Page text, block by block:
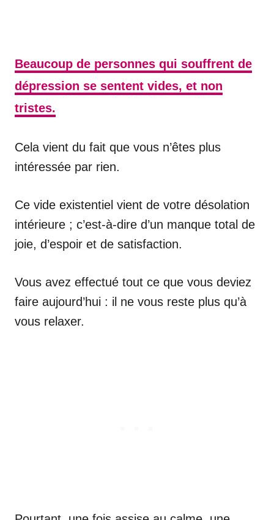
Beaucoup de personnes qui souffrent de
dépression se sentent vides, et non
tristes.
Cela vient du fait que vous n’êtes plus
intéressée par rien.
Ce vide existentiel vient de votre désolation
intérieure ; c’est-à-dire d’un manque total de
joie, d’espoir et de satisfaction.
Vous avez effectué tout ce que vous deviez
faire aujourd’hui : il ne vous reste plus qu’à
vous relaxer.